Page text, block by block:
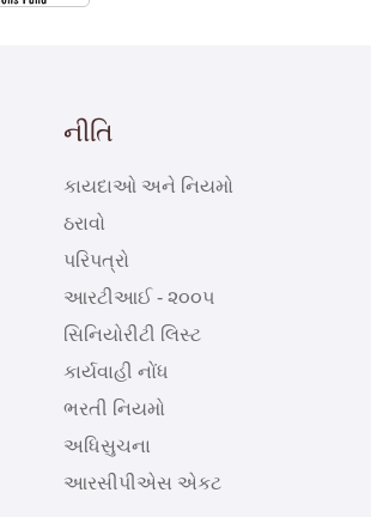
નીતિ
કાયદાઓ અને નિયમો
ઠરાવો
પરિપત્રો
આરટીઆઈ - ૨૦૦૫
સિનિયોરીટી લિસ્ટ
કાર્યવાહી નોંધ
ભરતી નિયમો
અધિસુચના
આરસીપીએસ એકટ